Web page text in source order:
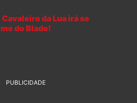
da Lua irá se
do Blade!
PUBLICIDADE